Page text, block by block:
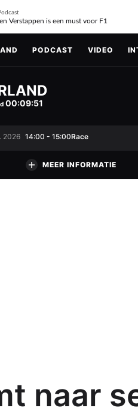
Verstappen is een must voor F1
PODCAST VIDEO
d 00:09:51
2026 14:00 - 15:00Race
MEER INFORMATIE
naar